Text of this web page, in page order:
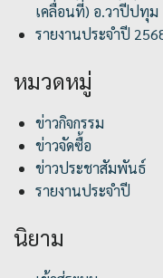
เคลื่อนที่) อ.วาปีปทุม
รายงานประจำปี
หมวดหมู่
ข่าวกิจกรรม
ข่าวจัดซื้อ
ข่าวประชาสัมพันธ์
รายงานประจำปี
นิยาม